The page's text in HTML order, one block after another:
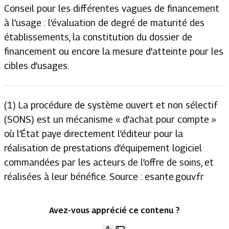
Conseil pour les différentes vagues de financement
à l’usage : l’évaluation de degré de maturité des
établissements, la constitution du dossier de
financement ou encore la mesure d’atteinte pour les
cibles d’usages.
(1) La procédure de système ouvert et non sélectif
(SONS) est un mécanisme « d’achat pour compte »
où l’État paye directement l’éditeur pour la
réalisation de prestations d’équipement logiciel
commandées par les acteurs de l’offre de soins, et
réalisées à leur bénéfice. Source : esante.gouv.fr
Avez-vous apprécié ce contenu ?